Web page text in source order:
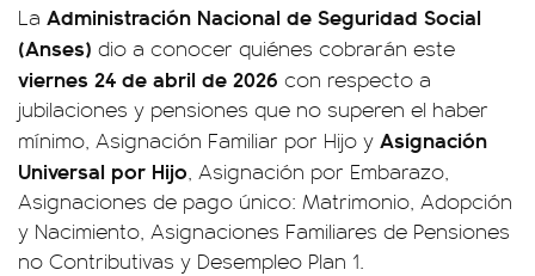
La Administración Nacional de Seguridad Social
(Anses) dio a conocer quiénes cobrarán este
viernes 24 de abril de 2026 con respecto a
jubilaciones y pensiones que no superen el haber
mínimo, Asignación Familiar por Hijo y Asignación
Universal por Hijo, Asignación por Embarazo,
Asignaciones de pago único: Matrimonio, Adopción
y Nacimiento, Asignaciones Familiares de Pensiones
no Contributivas y Desempleo Plan 1.